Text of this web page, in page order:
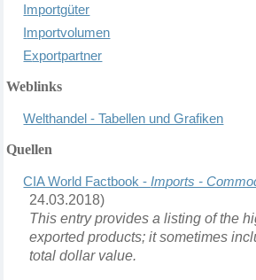
Importgüter
Importvolumen
Exportpartner
Weblinks
Welthandel - Tabellen und Grafiken
Quellen
CIA World Factbook -Imports -
24.03.2018)
This entry provides a listing of the
exported products; it sometimes
total dollar value.